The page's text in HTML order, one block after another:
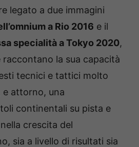
legato a due immagini
a Rio 2016 e il
specialità a Tokyo 2020,
raccontano la sua capacità
tecnici e tattici molto
e attorno, una
continentali su pista e
crescita del
sia a livello di risultati sia